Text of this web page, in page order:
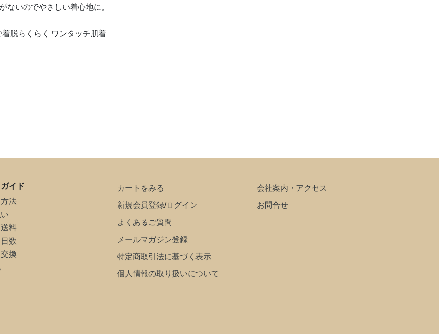
ないのでやさしい着心地に。
脱らくらく ワンタッチ肌着
イド
法
料
数
換
カートをみる
新規会員登録/ログイン
よくあるご質問
メールマガジン登録
特定商取引法に基づく表示
個人情報の取り扱いについて
会社案内・アクセス
お問合せ